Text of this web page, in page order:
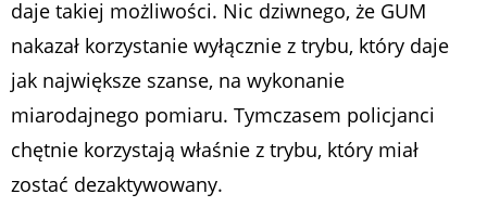
daje takiej możliwości. Nic dziwnego, że GUM
nakazał korzystanie wyłącznie z trybu, który daje
jak największe szanse, na wykonanie
miarodajnego pomiaru. Tymczasem policjanci
chętnie korzystają właśnie z trybu, który miał
zostać dezaktywowany.